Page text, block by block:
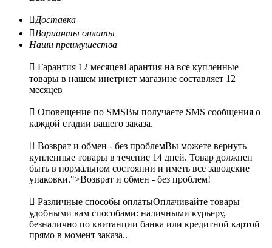
Доставка
Варианты оплаты
Наши преимушества
 Гарантия 12 месяцевГарантия на все купленные
товары в нашем инетрнет магазине составляет 12
месяцев
 Оповещение по SMSВы получаете SMS сообщения о
каждой стадии вашего заказа.
 Возврат и обмен - без проблемВы можете вернуть
купленные товары в течение 14 дней. Товар должнен
быть в нормальном состоянии и иметь все заводские
упаковки.">Возврат и обмен - без проблем!
 Различные способы оплатыОплачивайте товары
удобными вам способами: наличными курьеру,
безналично по квитанции банка или кредитной картой
прямо в момент заказа..